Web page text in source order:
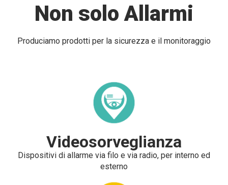
Non solo Allarmi
Produciamo prodotti per la sicurezza e il monitoraggio
Videosorveglianza
Dispositivi di allarme via filo e via radio, per interno ed
esterno